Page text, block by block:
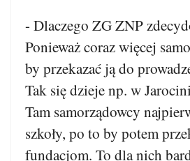
- Dlaczego ZG ZNP
Ponieważ coraz więcej
by przekazać ją do
Tak się dzieje np. w
Tam samorządowcy
szkoły, po to by potem
fundacjom. To dla nich